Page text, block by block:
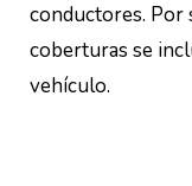
conductores. Por
coberturas se
vehículo.